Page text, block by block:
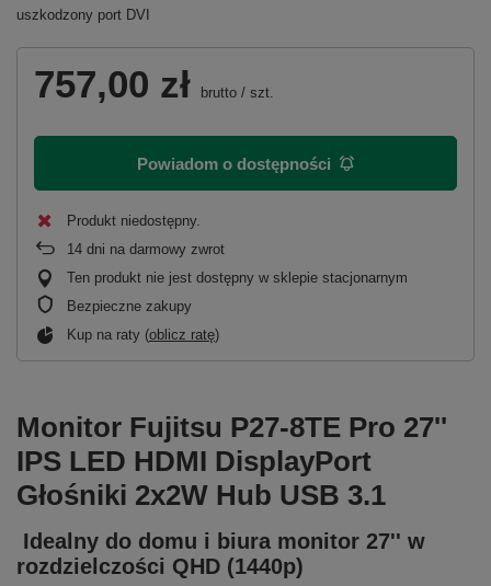
uszkodzony port DVI
757,00 zł brutto / szt.
Powiadom o dostępności
Produkt niedostępny
14 dni na darmowy zwrot
Ten produkt nie jest dostępny w sklepie stacjonarnym
Bezpieczne zakupy
Kup na raty (oblicz ratę)
Monitor Fujitsu P27-8TE Pro 27''
IPS LED HDMI DisplayPort
Głośniki 2x2W Hub USB 3.1
Idealny do domu i biura monitor 27'' w
rozdzielczości QHD (1440p)